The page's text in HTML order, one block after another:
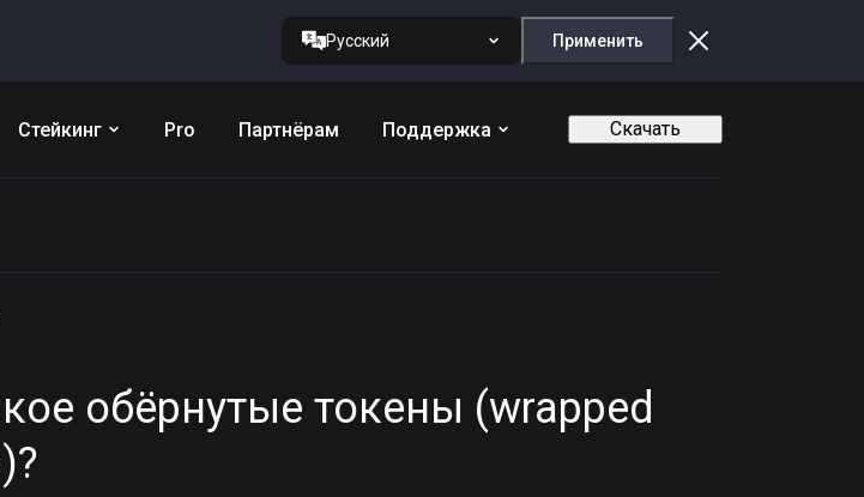
Русский Применить
Стейкинг Pro Партнёрам Поддержка Скачать
обёрнутые токены (wrapped